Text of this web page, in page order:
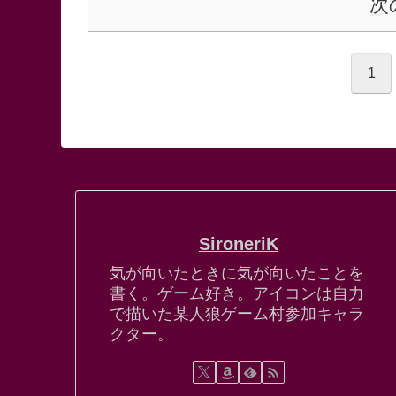
次
1
SironeriK
気が向いたときに気が向いたことを
書く。ゲーム好き。アイコンは自力
で描いた某人狼ゲーム村参加キャラ
クター。